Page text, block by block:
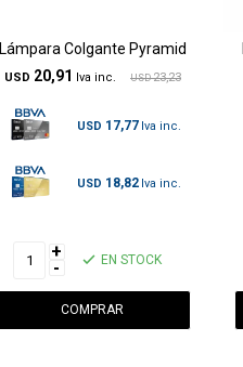
Lámpara Colgante Pyramid
USD 20,91 USD 23,23
USD 17,77
USD 18,82
+
- EN STOCK